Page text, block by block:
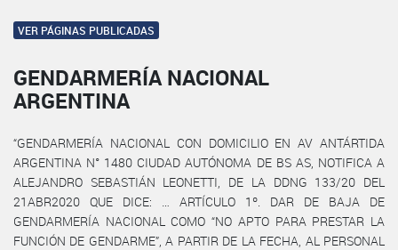
VER PÁGINAS PUBLICADAS
GENDARMERÍA NACIONAL
ARGENTINA
“GENDARMERÍA NACIONAL CON DOMICILIO EN AV ANTÁRTIDA
ARGENTINA N° 1480 CIUDAD AUTÓNOMA DE BS AS, NOTIFICA A
ALEJANDRO SEBASTIÁN LEONETTI, DE LA DDNG 133/20 DEL
21ABR2020 QUE DICE: … ARTÍCULO 1º. DAR DE BAJA DE
GENDARMERÍA NACIONAL COMO “NO APTO PARA PRESTAR LA
FUNCIÓN DE GENDARME”, A PARTIR DE LA FECHA, AL PERSONAL